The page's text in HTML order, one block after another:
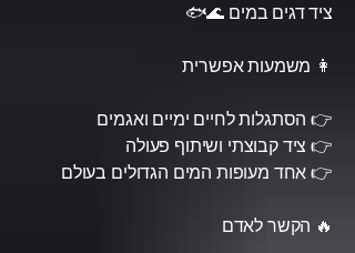
ציד דגים במים 🌊🐟
👩 משמעות אפשרית
👉 הסתגלות לחיים ימיים ואגמים
👉 ציד קבוצתי ושיתוף פעולה
👉 אחד מעופות המים הגדולים בעולם
🔥 הקשר לאדם